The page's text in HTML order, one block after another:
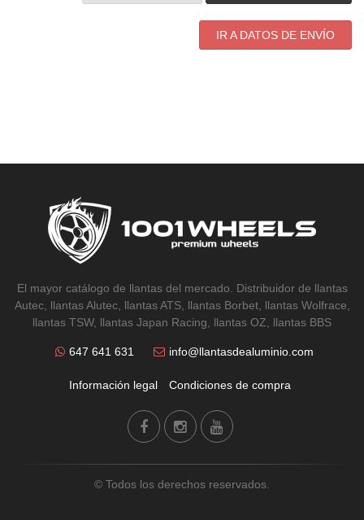
IR A DATOS DE ENVÍO
El mayor catálogo de llantas del mercado. Distribuidor de llantas
Autec, llantas Alutec, llantas ATS, llantas Borbet, llantas Wolfrace,
llantas TSW, llantas Japan Racing, llantas OZ, llantas BBS
647 641 631 info@llantasdealuminio.com
Información legal Condiciones de compra
© Todos los derechos reservados.